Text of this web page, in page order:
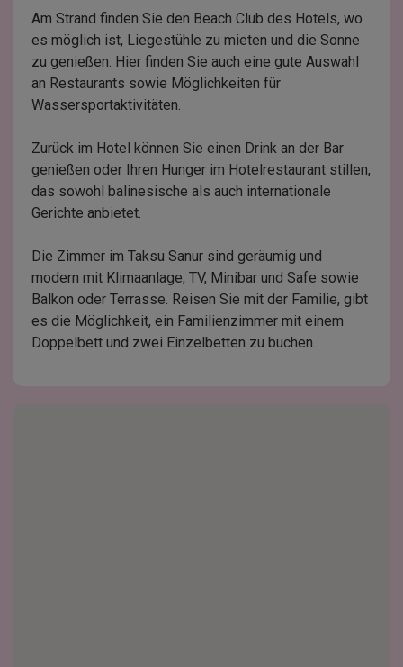
Am Strand finden Sie den Beach Club des Hotels, wo
es möglich ist, Liegestühle zu mieten und die Sonne
zu genießen. Hier finden Sie auch eine gute Auswahl
an Restaurants sowie Möglichkeiten für
Wassersportaktivitäten.
Zurück im Hotel können Sie einen Drink an der Bar
genießen oder Ihren Hunger im Hotelrestaurant stillen,
das sowohl balinesische als auch internationale
Gerichte anbietet.
Die Zimmer im Taksu Sanur sind geräumig und
modern mit Klimaanlage, TV, Minibar und Safe sowie
Balkon oder Terrasse. Reisen Sie mit der Familie, gibt
es die Möglichkeit, ein Familienzimmer mit einem
Doppelbett und zwei Einzelbetten zu buchen.